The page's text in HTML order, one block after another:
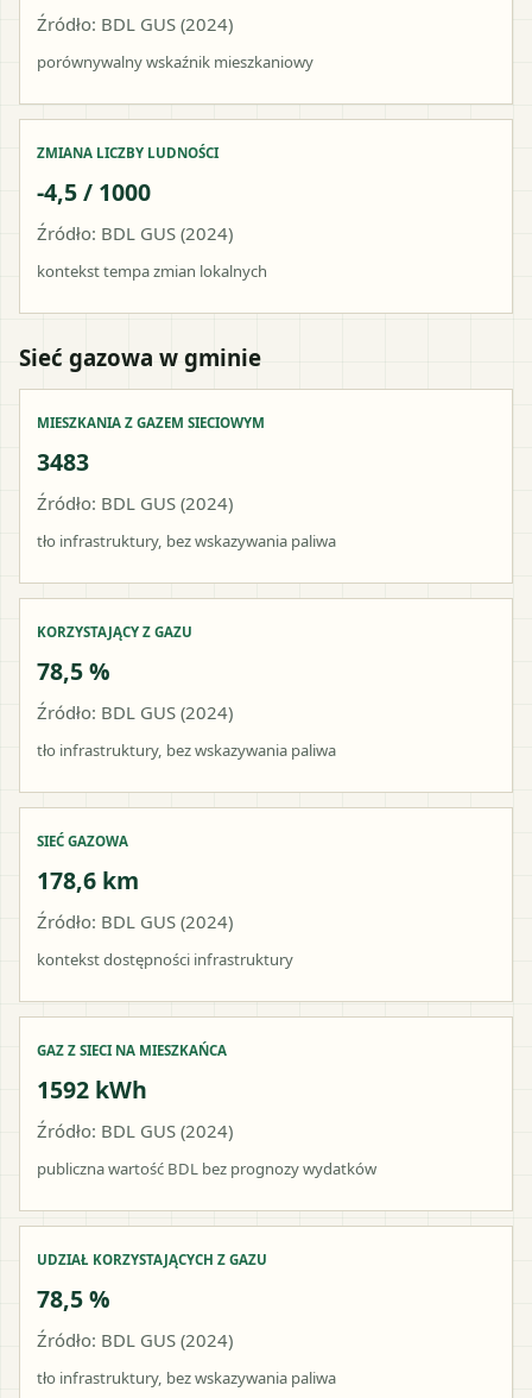
Źródło: BDL GUS (2024)
porównywalny wskaźnik mieszkaniowy
ZMIANA LICZBY LUDNOŚCI
-4,5 / 1000
Źródło: BDL GUS (2024)
kontekst tempa zmian lokalnych
Sieć gazowa w gminie
MIESZKANIA Z GAZEM SIECIOWYM
3483
Źródło: BDL GUS (2024)
tło infrastruktury, bez wskazywania paliwa
KORZYSTAJĄCY Z GAZU
78,5 %
Źródło: BDL GUS (2024)
tło infrastruktury, bez wskazywania paliwa
SIEĆ GAZOWA
178,6 km
Źródło: BDL GUS (2024)
kontekst dostępności infrastruktury
GAZ Z SIECI NA MIESZKAŃCA
1592 kWh
Źródło: BDL GUS (2024)
publiczna wartość BDL bez prognozy wydatków
UDZIAŁ KORZYSTAJĄCYCH Z GAZU
78,5 %
Źródło: BDL GUS (2024)
tło infrastruktury, bez wskazywania paliwa